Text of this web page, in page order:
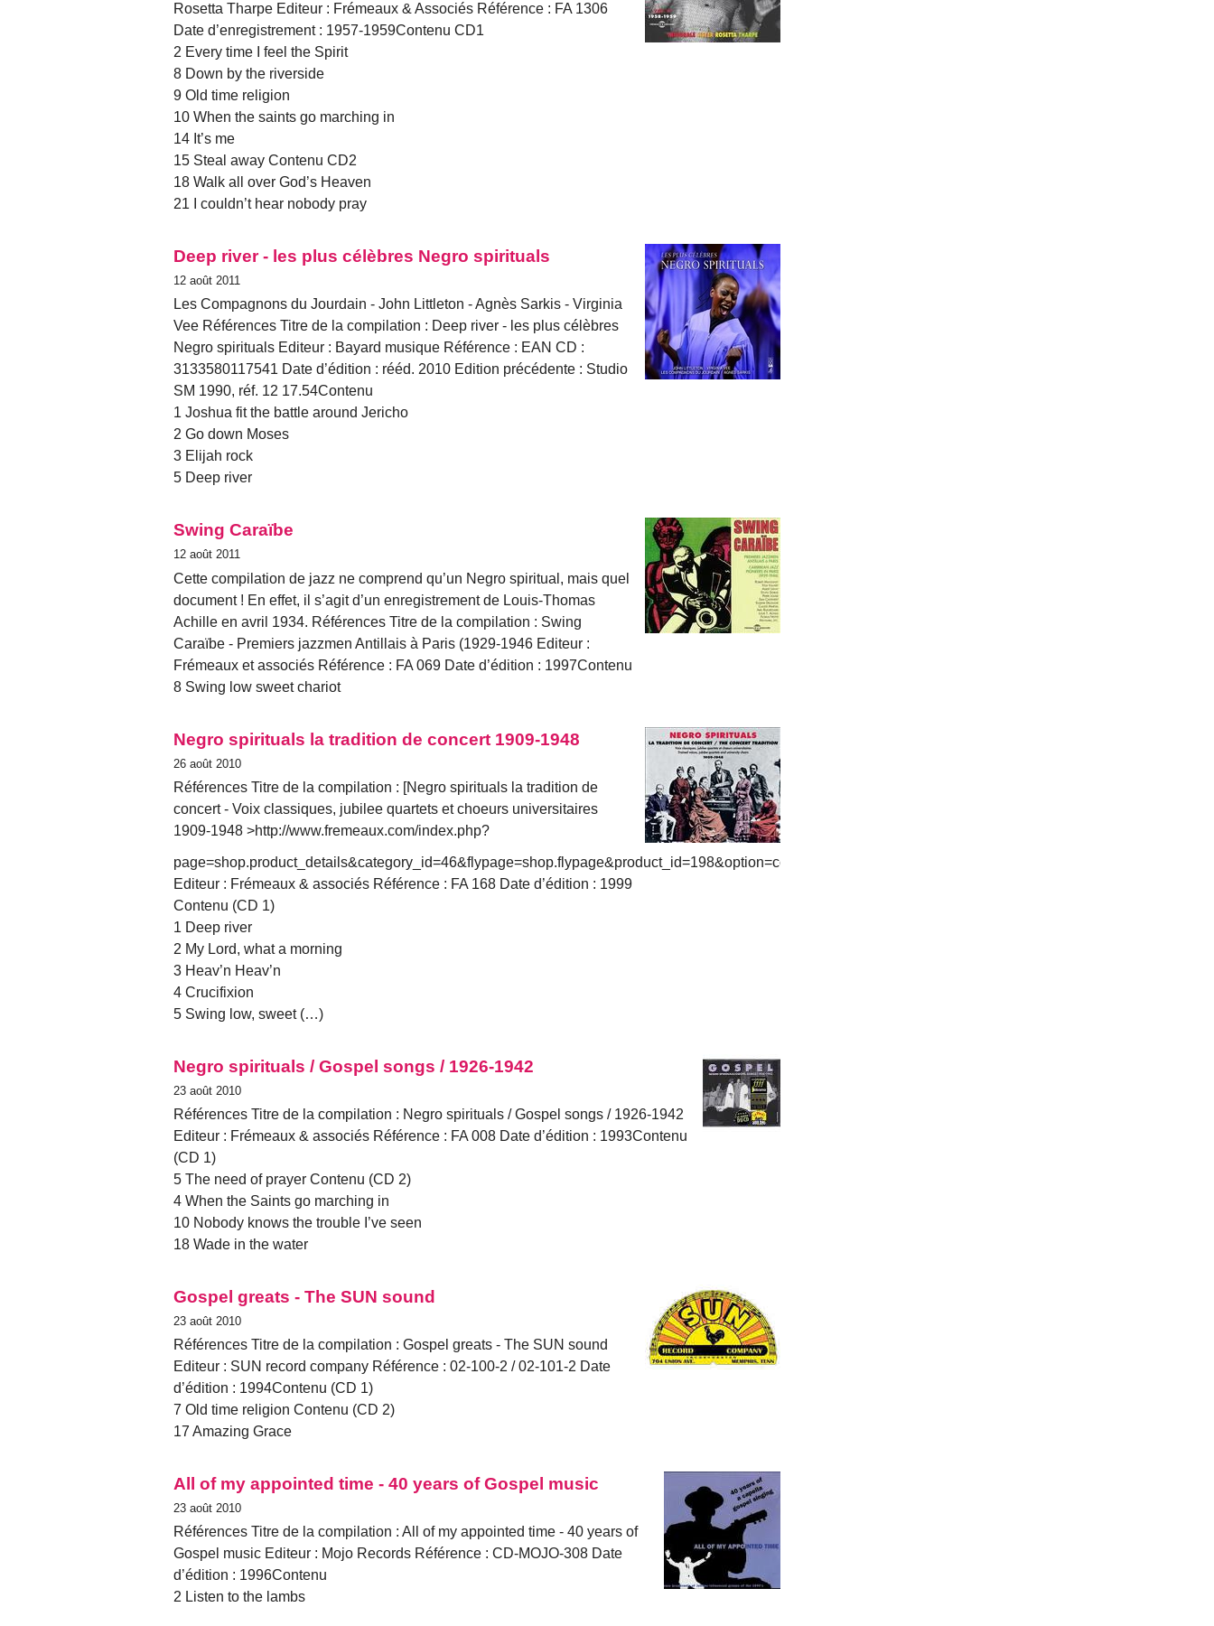
Rosetta Tharpe Editeur : Frémeaux & Associés Référence : FA 1306
Date d’enregistrement : 1957-1959Contenu CD1
2 Every time I feel the Spirit
8 Down by the riverside
9 Old time religion
10 When the saints go marching in
14 It’s me
15 Steal away Contenu CD2
18 Walk all over God’s Heaven
21 I couldn’t hear nobody pray
Deep river - les plus célèbres Negro spirituals
12 août 2011
Les Compagnons du Jourdain - John Littleton - Agnès Sarkis - Virginia
Vee Références Titre de la compilation : Deep river - les plus célèbres
Negro spirituals Editeur : Bayard musique Référence : EAN CD :
3133580117541 Date d’édition : rééd. 2010 Edition précédente : Studio
SM 1990, réf. 12 17.54Contenu
1 Joshua fit the battle around Jericho
2 Go down Moses
3 Elijah rock
5 Deep river
Swing Caraïbe
12 août 2011
Cette compilation de jazz ne comprend qu’un Negro spiritual, mais quel
document ! En effet, il s’agit d’un enregistrement de Louis-Thomas
Achille en avril 1934. Références Titre de la compilation : Swing
Caraïbe - Premiers jazzmen Antillais à Paris (1929-1946 Editeur :
Frémeaux et associés Référence : FA 069 Date d’édition : 1997Contenu
8 Swing low sweet chariot
Negro spirituals la tradition de concert 1909-1948
26 août 2010
Références Titre de la compilation : [Negro spirituals la tradition de
concert - Voix classiques, jubilee quartets et choeurs universitaires
1909-1948 >http://www.fremeaux.com/index.php?
page=shop.product_details&category_id=46&flypage=shop.flypage&product_id=198&option=com_virtuemart]
Editeur : Frémeaux & associés Référence : FA 168 Date d’édition : 1999
Contenu (CD 1)
1 Deep river
2 My Lord, what a morning
3 Heav’n Heav’n
4 Crucifixion
5 Swing low, sweet (…)
Negro spirituals / Gospel songs / 1926-1942
23 août 2010
Références Titre de la compilation : Negro spirituals / Gospel songs / 1926-1942
Editeur : Frémeaux & associés Référence : FA 008 Date d’édition : 1993Contenu
(CD 1)
5 The need of prayer Contenu (CD 2)
4 When the Saints go marching in
10 Nobody knows the trouble I’ve seen
18 Wade in the water
Gospel greats - The SUN sound
23 août 2010
Références Titre de la compilation : Gospel greats - The SUN sound
Editeur : SUN record company Référence : 02-100-2 / 02-101-2 Date
d’édition : 1994Contenu (CD 1)
7 Old time religion Contenu (CD 2)
17 Amazing Grace
All of my appointed time - 40 years of Gospel music
23 août 2010
Références Titre de la compilation : All of my appointed time - 40 years of
Gospel music Editeur : Mojo Records Référence : CD-MOJO-308 Date
d’édition : 1996Contenu
2 Listen to the lambs